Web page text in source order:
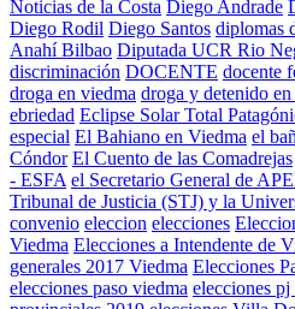
Noticias de la Costa Diego Andrade
Diego Rodil Diego Santos diplomas
Anahí Bilbao Diputada UCR Rio
discriminación DOCENTE docente
droga en viedma droga y detenido en
ebriedad Eclipse Solar Total
especial El Bahiano en Viedma el
Cóndor El Cuento de las Comadrejas
- ESFA el Secretario General de
Tribunal de Justicia (STJ) y la
convenio eleccion elecciones
Viedma Elecciones a Intendente de
generales 2017 Viedma Elecciones
elecciones paso viedma elecciones pj